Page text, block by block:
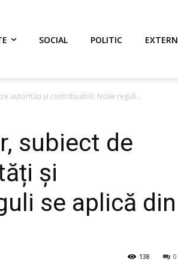
SOCIAL POLITIC EXTERN
autorități și contribuabili: Noile reguli...
subiect de
și
se aplică din
0
138